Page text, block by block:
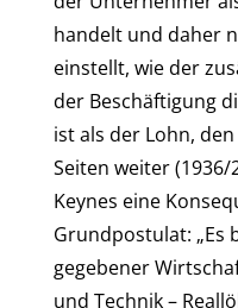
handelt und daher
einstellt, wie der
der Beschäftigung
ist als der Lohn,
Seiten weiter (1936/
Keynes eine
Grundpostulat: „Es
gegebener
und Technik –